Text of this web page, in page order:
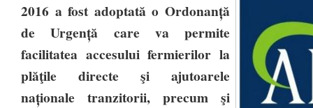
2016 a fost adoptată o Ordonanță
de Urgență care va permite
facilitatea accesului fermierilor la
plăţile directe şi ajutoarele
naționale tranzitorii, precum şi